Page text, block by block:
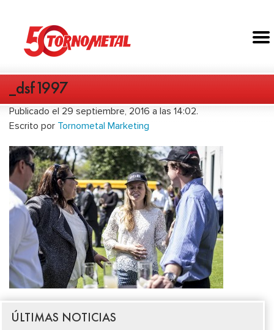
_dsf1997
Publicado el 29 septiembre, 2016 a las 14:02.
Escrito por Tornometal Marketing
ÚLTIMAS NOTICIAS